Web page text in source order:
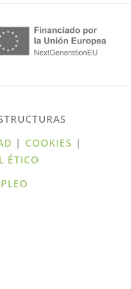
| COOKIES |
ÉTICO